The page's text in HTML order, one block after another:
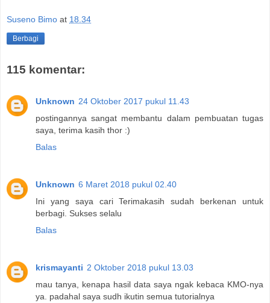
Suseno Bimo at 18.34
Berbagi
115 komentar:
Unknown 24 Oktober 2017 pukul 11.43
postingannya sangat membantu dalam pembuatan tugas
saya, terima kasih thor :)
Balas
Unknown 6 Maret 2018 pukul 02.40
Ini yang saya cari Terimakasih sudah berkenan untuk
berbagi. Sukses selalu
Balas
krismayanti 2 Oktober 2018 pukul 13.03
mau tanya, kenapa hasil data saya ngak kebaca KMO-nya
ya. padahal saya sudh ikutin semua tutorialnya